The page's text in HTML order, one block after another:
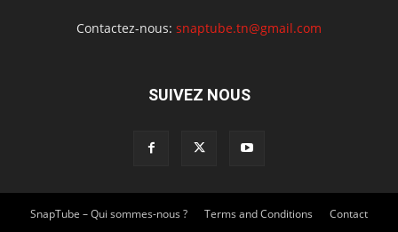
Contactez-nous: snaptube.tn@gmail.com
SUIVEZ NOUS
SnapTube – Qui sommes-nous ? Terms and Conditions Contact